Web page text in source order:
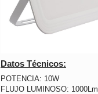
Datos Técnicos:
POTENCIA: 10W
FLUJO LUMINOSO: 1000Lm